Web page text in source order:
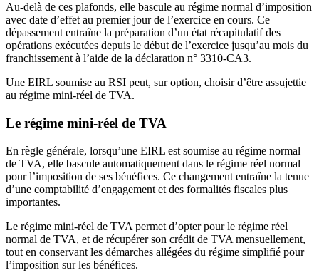
Au-delà de ces plafonds, elle bascule au régime normal d’imposition
avec date d’effet au premier jour de l’exercice en cours. Ce
dépassement entraîne la préparation d’un état récapitulatif des
opérations exécutées depuis le début de l’exercice jusqu’au mois du
franchissement à l’aide de la déclaration n° 3310-CA3.
Une EIRL soumise au RSI peut, sur option, choisir d’être assujettie
au régime mini-réel de TVA.
Le régime mini-réel de TVA
En règle générale, lorsqu’une EIRL est soumise au régime normal
de TVA, elle bascule automatiquement dans le régime réel normal
pour l’imposition de ses bénéfices. Ce changement entraîne la tenue
d’une comptabilité d’engagement et des formalités fiscales plus
importantes.
Le régime mini-réel de TVA permet d’opter pour le régime réel
normal de TVA, et de récupérer son crédit de TVA mensuellement,
tout en conservant les démarches allégées du régime simplifié pour
l’imposition sur les bénéfices.